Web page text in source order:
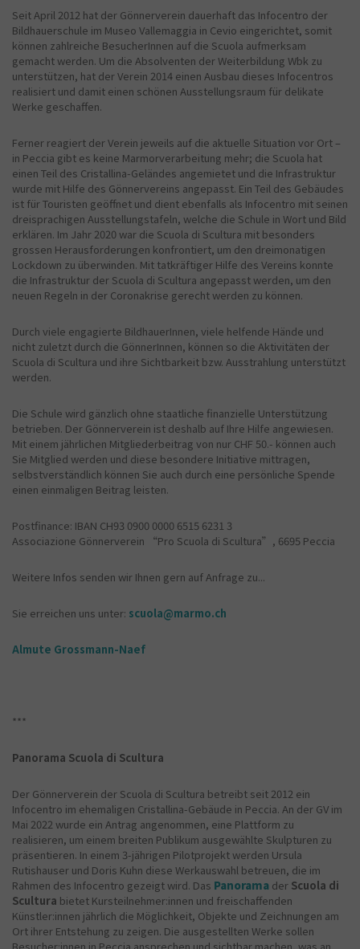
Seit April 2012 hat der Gönnerverein dauerhaft das Infocentro der
Bildhauerschule im Museo Vallemaggia in Cevio eingerichtet, somit
können zahlreiche BesucherInnen auf die Scuola aufmerksam
gemacht werden. Um die Absolventen der Weiterbildung Wbk zu
unterstützen, hat der Verein 2014 einen Ausbau dieses Infocentros
realisiert und damit einen schönen Ausstellungsraum für delikate
Werke geschaffen.
Ferner reagiert der Verein jeweils auf die aktuelle Situation vor Ort –
in Peccia gibt es keine Marmorverarbeitung mehr; die Scuola hat
einen Teil des Cristallina-Geländes angemietet und die Infrastruktur
wurde mit Hilfe des Gönnervereins angepasst. Ein Teil des Gebäudes
ist für Touristen geöffnet und dient ebenfalls als Infocentro mit seinen
dreisprachigen Ausstellungstafeln, welche die Schule in Wort und Bild
erklären. Im Jahr 2020 war die Scuola di Scultura mit besonders
grossen Herausforderungen konfrontiert, um den dreimonatigen
Lockdown zu überwinden. Mit tatkräftiger Hilfe des Vereins konnte
die Infrastruktur der Scuola di Scultura angepasst werden, um den
neuen Regeln in der Coronakrise gerecht werden zu können.
Durch viele engagierte BildhauerInnen, viele helfende Hände und
nicht zuletzt durch die GönnerInnen, können so die Aktivitäten der
Scuola di Scultura und ihre Sichtbarkeit bzw. Ausstrahlung unterstützt
werden.
Die Schule wird gänzlich ohne staatliche finanzielle Unterstützung
betrieben. Der Gönnerverein ist deshalb auf Ihre Hilfe angewiesen.
Mit einem jährlichen Mitgliederbeitrag von nur CHF 50.- können auch
Sie Mitglied werden und diese besondere Initiative mittragen,
selbstverständlich können Sie auch durch eine persönliche Spende
einen einmaligen Beitrag leisten.
Postfinance: IBAN CH93 0900 0000 6515 6231 3
Associazione Gönnerverein “Pro Scuola di Scultura”, 6695 Peccia
Weitere Infos senden wir Ihnen gern auf Anfrage zu...
Sie erreichen uns unter: scuola@marmo.ch
Almute Grossmann-Naef
***
Panorama Scuola di Scultura
Der Gönnerverein der Scuola di Scultura betreibt seit 2012 ein
Infocentro im ehemaligen Cristallina-Gebäude in Peccia. An der GV im
Mai 2022 wurde ein Antrag angenommen, eine Plattform zu
realisieren, um einem breiten Publikum ausgewählte Skulpturen zu
präsentieren. In einem 3-jährigen Pilotprojekt werden Ursula
Rutishauser und Doris Kuhn diese Werkauswahl betreuen, die im
Rahmen des Infocentro gezeigt wird. Das Panorama der Scuola di
Scultura bietet Kursteilnehmer:innen und freischaffenden
Künstler:innen jährlich die Möglichkeit, Objekte und Zeichnungen am
Ort ihrer Entstehung zu zeigen. Die ausgestellten Werke sollen